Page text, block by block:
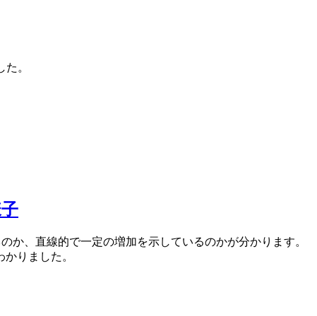
。
か、直線的で一定の増加を示しているのかが分かります。
りました。